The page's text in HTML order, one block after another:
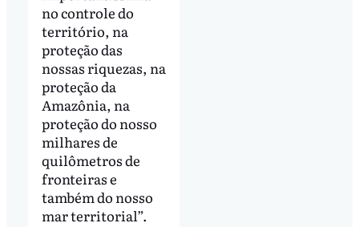
no controle do
território, na
proteção das
nossas riquezas, na
proteção da
Amazônia, na
proteção do nosso
milhares de
quilômetros de
fronteiras e
também do nosso
mar territorial”.